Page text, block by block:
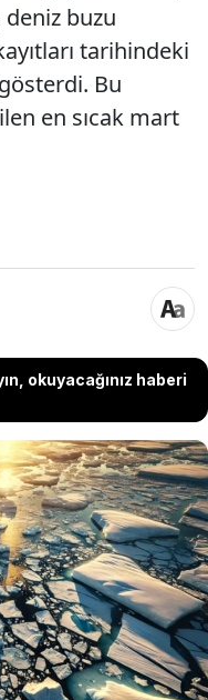
deniz buzu
tarihindeki
Bu
en sıcak mart
okuyacağınız haberi
İklim
yeni veriler,
kış deniz buzu
kayıtları tarihindeki en
Bu gelişme,
mart ayı ile